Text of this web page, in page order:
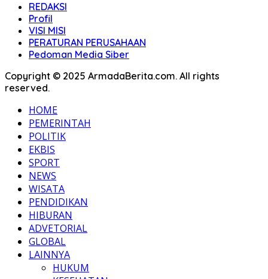
REDAKSI
Profil
VISI MISI
PERATURAN PERUSAHAAN
Pedoman Media Siber
Copyright © 2025 ArmadaBerita.com. All rights
reserved.
HOME
PEMERINTAH
POLITIK
EKBIS
SPORT
NEWS
WISATA
PENDIDIKAN
HIBURAN
ADVETORIAL
GLOBAL
LAINNYA
HUKUM